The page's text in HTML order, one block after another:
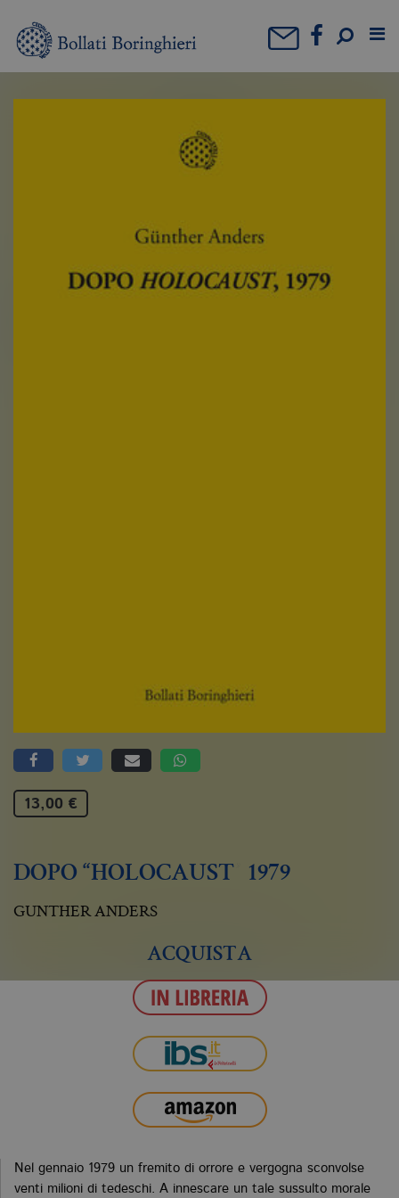
13,00 €
DOPO “HOLOCAUST” 1979
GUNTHER ANDERS
ACQUISTA
Nel gennaio 1979 un fremito di orrore e vergogna sconvolse
venti milioni di tedeschi. A innescare un tale sussulto morale